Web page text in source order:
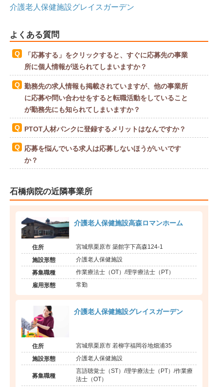
介護老人保健施設グレイスガーデン
よくある質問
「応募する」をクリックすると、すぐに応募先の事業
所に個人情報が送られてしまいますか？
勤務先の求人情報も掲載されていますが、他の事業所
に応募や問い合わせをすると転職活動をしていること
が勤務先にも知られてしまいますか？
PTOT人材バンクに登録するメリットはなんですか？
応募を悩んでいる求人は応募しないほうがいいです
か？
石橋病院の近隣事業所
介護老人保健施設高森ロマンホーム
住所 宮城県栗原市 築館字下高森124-1
施設形態 介護老人保健施設
募集職種 作業療法士（OT）/理学療法士（PT）
雇用形態 常勤
介護老人保健施設グレイスガーデン
住所 宮城県栗原市 若柳字福岡谷地畑浦35
施設形態 介護老人保健施設
募集職種
言語聴覚士（ST）/理学療法士（PT）/作業療
法士（OT）